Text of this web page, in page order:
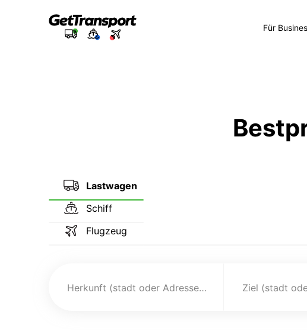
Für
Lastwagen
Schiff
Flugzeug
Herkunft (stadt oder Adresse) Ziel (stadt